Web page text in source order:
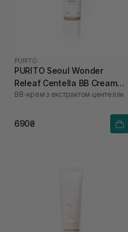
PURITO
PURITO Seoul Wonder
Releaf Centella BB Cream
Natural Beige №23 30 мл
ВВ-крем з екстрактом центелли
690₴